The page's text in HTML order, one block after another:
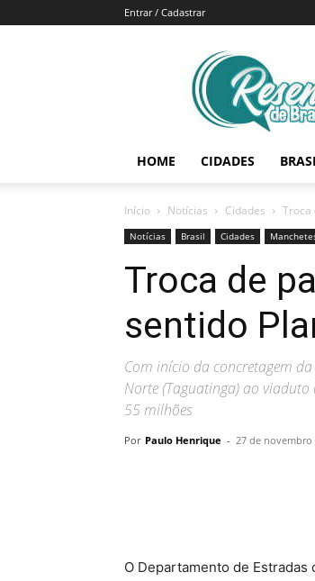
Entrar / Cadastrar
de
HOME CIDADES
Início Notícias Cidades Troca
Notícias Brasil Cidades
Troca de
sentido
Com início da concretagem
Norte (Taguatinga) ao viaduto
55 milhões
Por Paulo Henrique - 27 de novembro
O Departamento de